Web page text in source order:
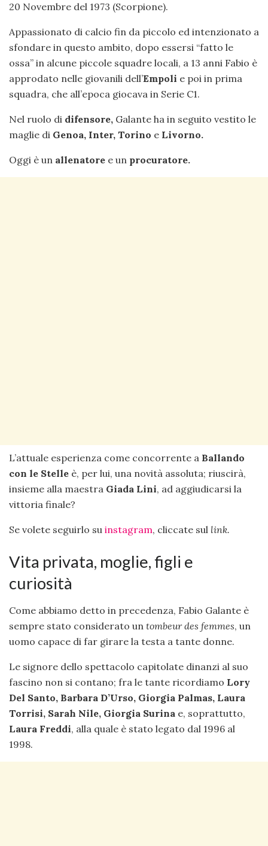
20 Novembre del 1973 (Scorpione).
Appassionato di calcio fin da piccolo ed intenzionato a
sfondare in questo ambito, dopo essersi “fatto le
ossa” in alcune piccole squadre locali, a 13 anni Fabio è
approdato nelle giovanili dell’Empoli e poi in prima
squadra, che all’epoca giocava in Serie C1.
Nel ruolo di difensore, Galante ha in seguito vestito le
maglie di Genoa, Inter, Torino e Livorno.
Oggi è un allenatore e un procuratore.
L’attuale esperienza come concorrente a Ballando
con le Stelle è, per lui, una novità assoluta; riuscirà,
insieme alla maestra Giada Lini, ad aggiudicarsi la
vittoria finale?
Se volete seguirlo su instagram, cliccate sul link.
Vita privata, moglie, figli e
curiosità
Come abbiamo detto in precedenza, Fabio Galante è
sempre stato considerato un tombeur des femmes, un
uomo capace di far girare la testa a tante donne.
Le signore dello spettacolo capitolate dinanzi al suo
fascino non si contano; fra le tante ricordiamo Lory
Del Santo, Barbara D’Urso, Giorgia Palmas, Laura
Torrisi, Sarah Nile, Giorgia Surina e, soprattutto,
Laura Freddi, alla quale è stato legato dal 1996 al
1998.